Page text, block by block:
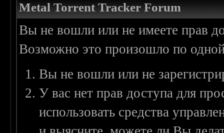
Metal Torrent Tracker Forum
Вы не вошли или не имеете прав
Возможно это произошло по
Вы не вошли или не
У вас нет прав доступа для
использовать средства